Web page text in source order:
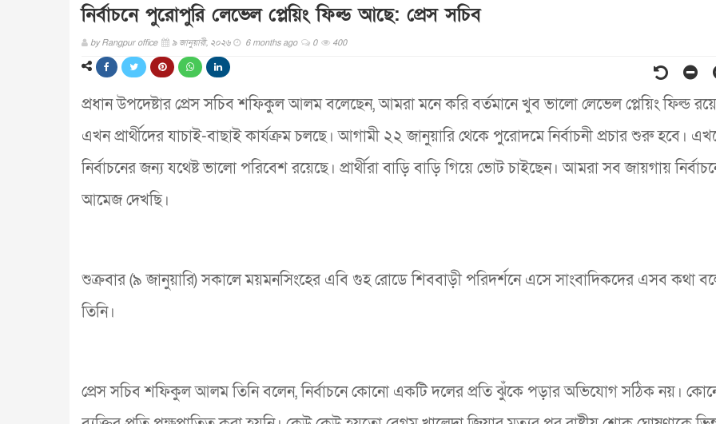
নির্বাচনে পুরোপুরি লেভেল প্লেয়িং ফিল্ড আছে: প্রেস সচিব
byRangpur office ৯ জানুয়ারী, ২০২৬ 6 months ago 0 400
প্রধান উপদেষ্টার প্রেস সচিব শফিকুল আলম বলেছেন, আমরা মনে করি বর্তমানে খুব ভালো লেভেল প্লেয়িং ফিল্ড
এখন প্রার্থীদের যাচাই-বাছাই কার্যক্রম চলছে। আগামী ২২ জানুয়ারি থেকে পুরোদমে নির্বাচনী প্রচার শুরু হবে।
নির্বাচনের জন্য যথেষ্ট ভালো পরিবেশ রয়েছে। প্রার্থীরা বাড়ি বাড়ি গিয়ে ভোট চাইছেন। আমরা সব জায়গায়
আমেজ দেখছি।
শুক্রবার (৯ জানুয়ারি) সকালে ময়মনসিংহের এবি গুহ রোডে শিববাড়ী পরিদর্শনে এসে সাংবাদিকদের এসব কথা
তিনি।
প্রেস সচিব শফিকুল আলম তিনি বলেন, নির্বাচনে কোনো একটি দলের প্রতি ঝুঁকে পড়ার অভিযোগ সঠিক নয়।